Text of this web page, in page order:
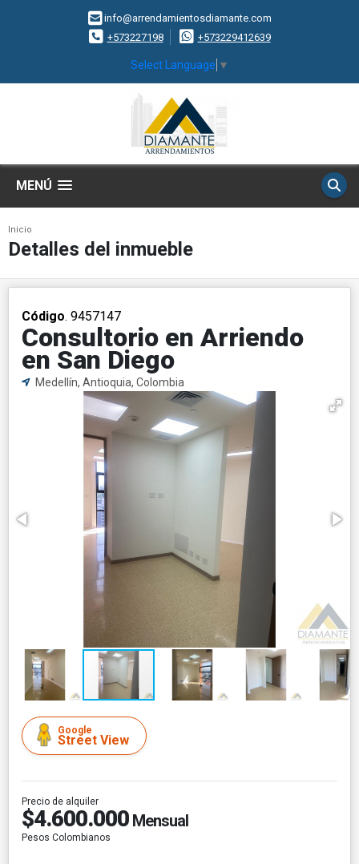
info@arrendamientosdiamante.com
+573227198
+573229412639
Select Language ▼
MENÚ
Inicio
Detalles del inmueble
Código. 9457147
Consultorio en Arriendo
en San Diego
Medellín, Antioquia, Colombia
Google
Street View
Precio de alquiler
$4.600.000 Mensual
Pesos Colombianos